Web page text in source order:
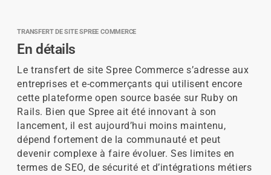
TRANSFERT DE SITE SPREE COMMERCE
En détails
Le transfert de site Spree Commerce s’adresse aux
entreprises et e-commerçants qui utilisent encore
cette plateforme open source basée sur Ruby on
Rails. Bien que Spree ait été innovant à son
lancement, il est aujourd’hui moins maintenu,
dépend fortement de la communauté et peut
devenir complexe à faire évoluer. Ses limites en
termes de SEO, de sécurité et d’intégrations métiers